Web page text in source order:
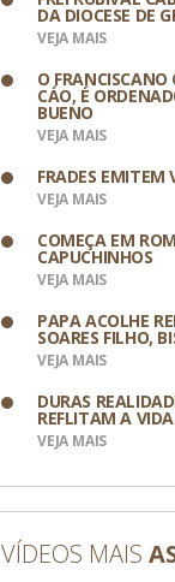
DA DIOCESE DE
VEJA MAIS
O FRANCISCANO
CÁO, É
BUENO
VEJA MAIS
FRADES EMITEM
VEJA MAIS
COMEÇA EM
CAPUCHINHOS
VEJA MAIS
PAPA ACOLHE
SOARES FILHO,
VEJA MAIS
DURAS
REFLITAM A
VEJA MAIS
VÍDEOS MAIS